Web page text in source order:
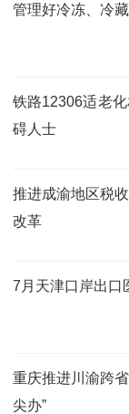
管理好冷冻、冷
铁路12306适老
碍人士
推进成渝地区税
改革
7月天津口岸出口
重庆推进川渝跨
尖办”